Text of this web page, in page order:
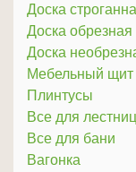
Доска
Доска обрезная
Доска
Мебельный щит
Плинтусы
Все для лестниц
Все для бани
Вагонка